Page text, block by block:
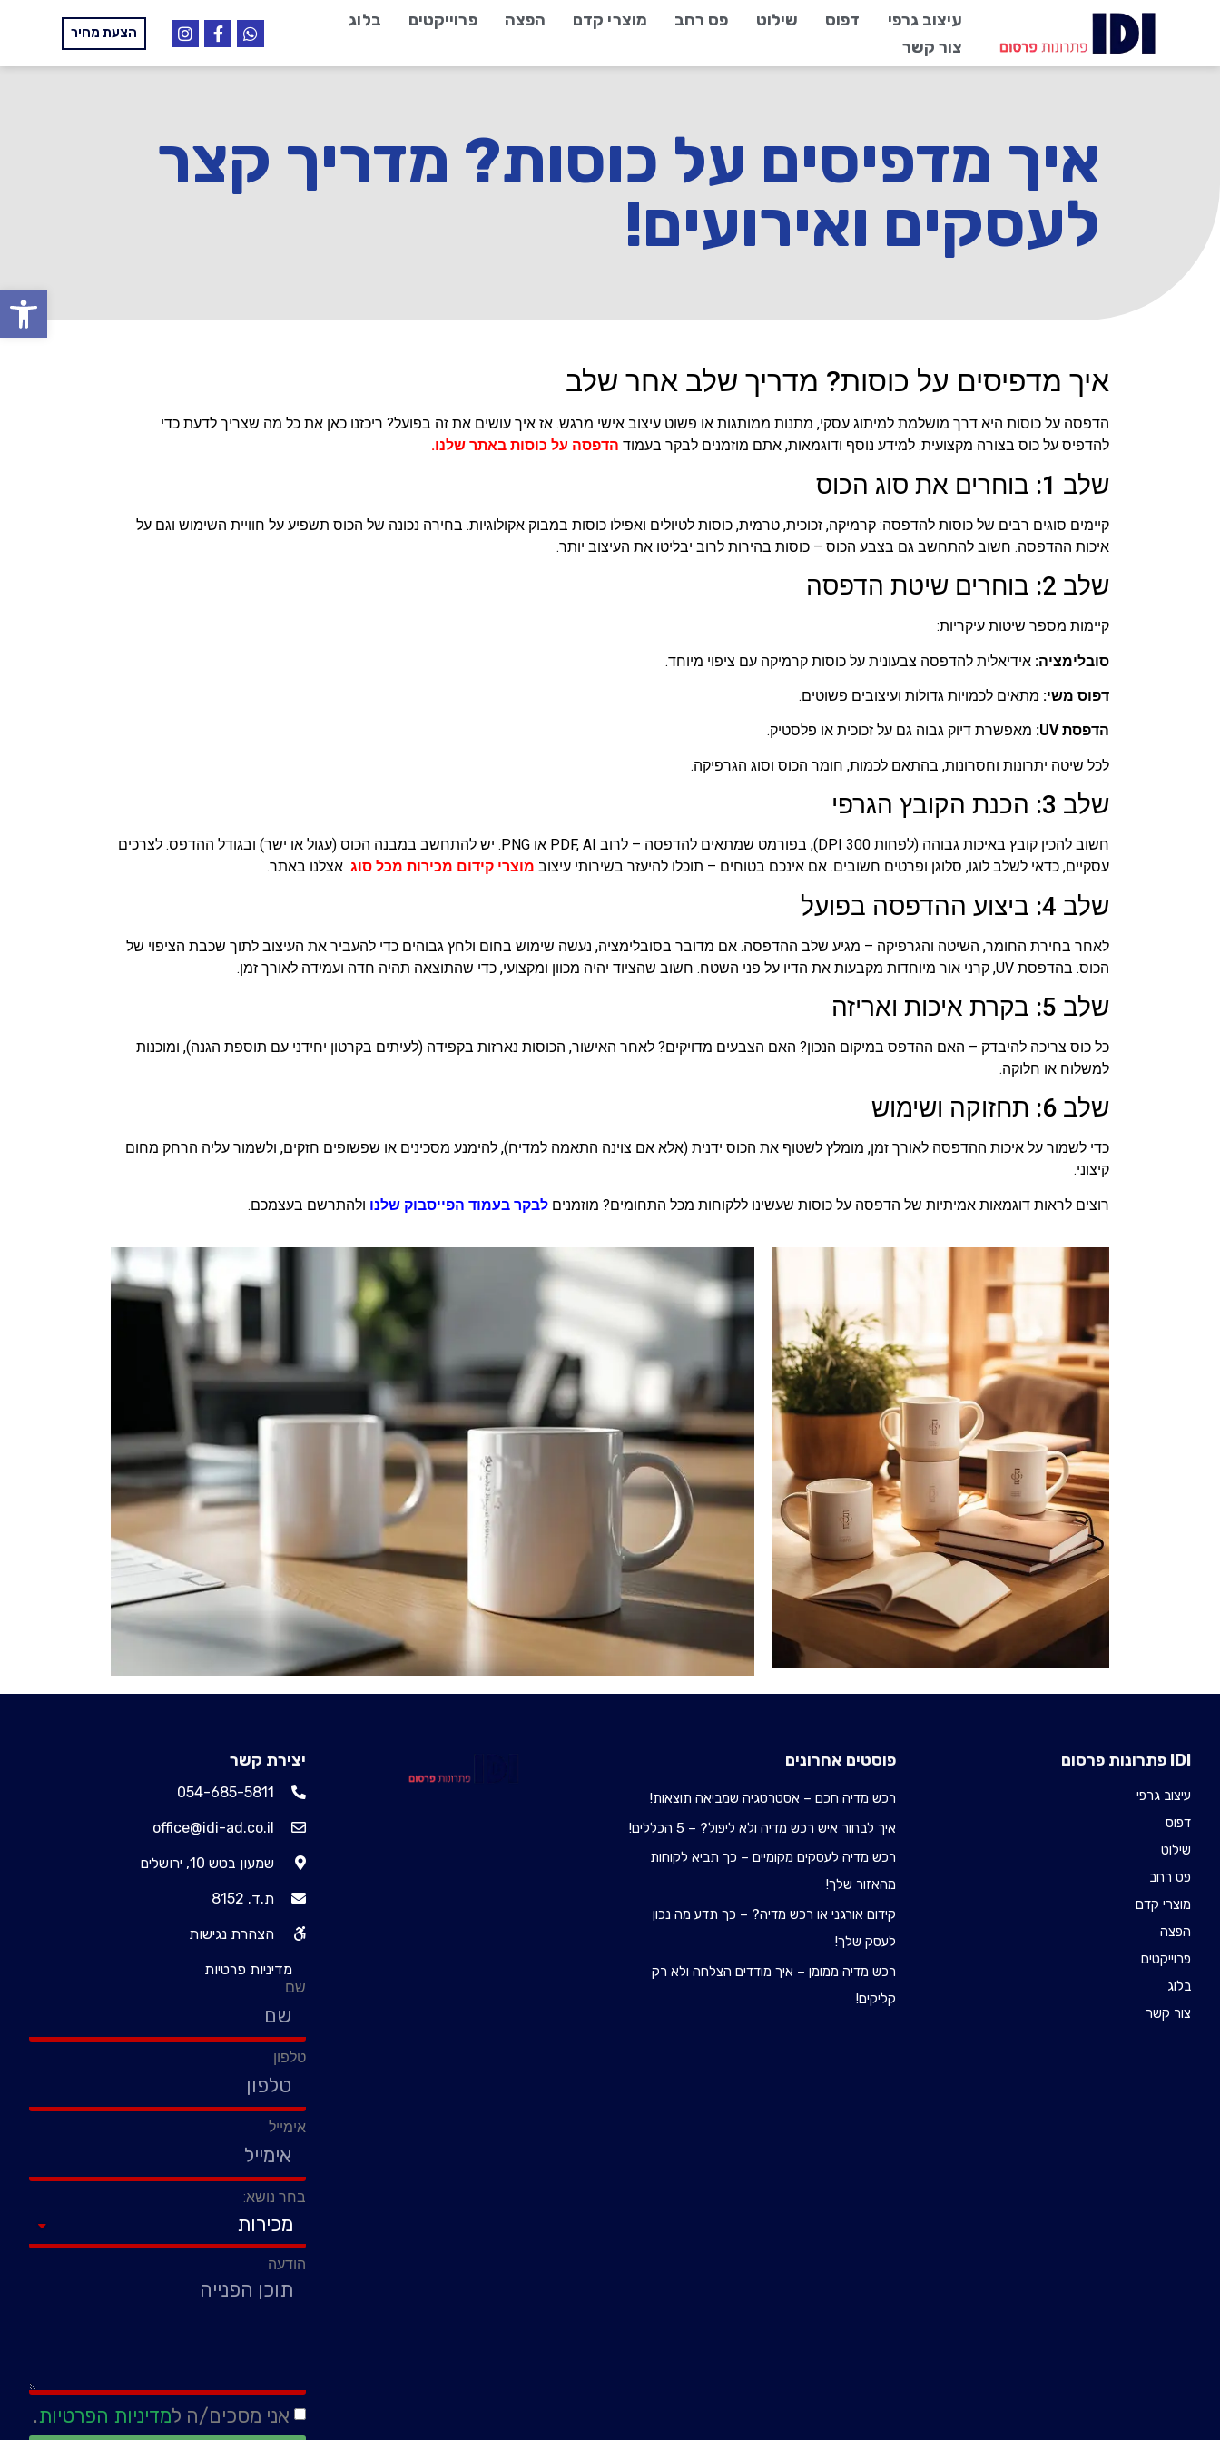
עיצוב גרפי דפוס שילוט פס רחב מוצרי קדם הפצה פרוייקטים
בלוג
צור קשר
הצעת מחיר
איך מדפיסים על כוסות? מדריך קצר
לעסקים ואירועים!
איך מדפיסים על כוסות? מדריך שלב אחר שלב
הדפסה על כוסות היא דרך מושלמת למיתוג עסקי, מתנות ממותגות או פשוט עיצוב אישי מרגש. אז איך עושים את זה בפועל? ריכזנו כאן את כל מה שצריך לדעת כדי
להדפיס על כוס בצורה מקצועית. למידע נוסף ודוגמאות, אתם מוזמנים לבקר בעמוד הדפסה על כוסות באתר שלנו.
שלב 1: בוחרים את סוג הכוס
קיימים סוגים רבים של כוסות להדפסה: קרמיקה, זכוכית, טרמית, כוסות לטיולים ואפילו כוסות במבוק אקולוגיות. בחירה נכונה של הכוס תשפיע על חוויית השימוש וגם על
איכות ההדפסה. חשוב להתחשב גם בצבע הכוס – כוסות בהירות לרוב יבליטו את העיצוב יותר.
שלב 2: בוחרים שיטת הדפסה
קיימות מספר שיטות עיקריות:
סובלימציה: אידיאלית להדפסה צבעונית על כוסות קרמיקה עם ציפוי מיוחד.
דפוס משי: מתאים לכמויות גדולות ועיצובים פשוטים.
הדפסת UV: מאפשרת דיוק גבוה גם על זכוכית או פלסטיק.
לכל שיטה יתרונות וחסרונות, בהתאם לכמות, חומר הכוס וסוג הגרפיקה.
שלב 3: הכנת הקובץ הגרפי
חשוב להכין קובץ באיכות גבוהה (לפחות 300 DPI), בפורמט שמתאים להדפסה – לרוב PDF, AI או PNG. יש להתחשב במבנה הכוס (עגול או ישר) ובגודל ההדפס. לצרכים
עסקיים, כדאי לשלב לוגו, סלוגן ופרטים חשובים. אם אינכם בטוחים – תוכלו להיעזר בשירותי עיצוב מוצרי קידום מכירות מכל סוג אצלנו באתר.
שלב 4: ביצוע ההדפסה בפועל
לאחר בחירת החומר, השיטה והגרפיקה – מגיע שלב ההדפסה. אם מדובר בסובלימציה, נעשה שימוש בחום ולחץ גבוהים כדי להעביר את העיצוב לתוך שכבת הציפוי של
הכוס. בהדפסת UV, קרני אור מיוחדות מקבעות את הדיו על פני השטח. חשוב שהציוד יהיה מכוון ומקצועי, כדי שהתוצאה תהיה חדה ועמידה לאורך זמן.
שלב 5: בקרת איכות ואריזה
כל כוס צריכה להיבדק – האם ההדפס במיקום הנכון? האם הצבעים מדויקים? לאחר האישור, הכוסות נארזות בקפידה (לעיתים בקרטון יחידני עם תוספת הגנה), ומוכנות
למשלוח או חלוקה.
שלב 6: תחזוקה ושימוש
כדי לשמור על איכות ההדפסה לאורך זמן, מומלץ לשטוף את הכוס ידנית (אלא אם צוינה התאמה למדיח), להימנע מסכינים או שפשופים חזקים, ולשמור עליה הרחק מחום
קיצוני.
רוצים לראות דוגמאות אמיתיות של הדפסה על כוסות שעשינו ללקוחות מכל התחומים? מוזמנים לבקר בעמוד הפייסבוק שלנו ולהתרשם בעצמכם.
IDI פתרונות פרסום
עיצוב גרפי
דפוס
שילוט
פס רחב
מוצרי קדם
הפצה
פרוייקטים
בלוג
צור קשר
פוסטים אחרונים
רכש מדיה חכם – אסטרטגיה שמביאה תוצאות!
איך לבחור איש רכש מדיה ולא ליפול? – 5 הכללים!
רכש מדיה לעסקים מקומיים – כך תביא לקוחות
מהאזור שלך!
קידום אורגני או רכש מדיה? – כך תדע מה נכון
לעסק שלך!
רכש מדיה ממומן – איך מודדים הצלחה ולא רק
קליקים!
יצירת קשר
054-685-5811
office@idi-ad.co.il
שמעון בטש 10, ירושלים
ת.ד. 8152
הצהרת נגישות
מדיניות פרטיות
שם
טלפון
אימייל
בחר נושא:
הודעה
אני מסכים/ה למדיניות הפרטיות.